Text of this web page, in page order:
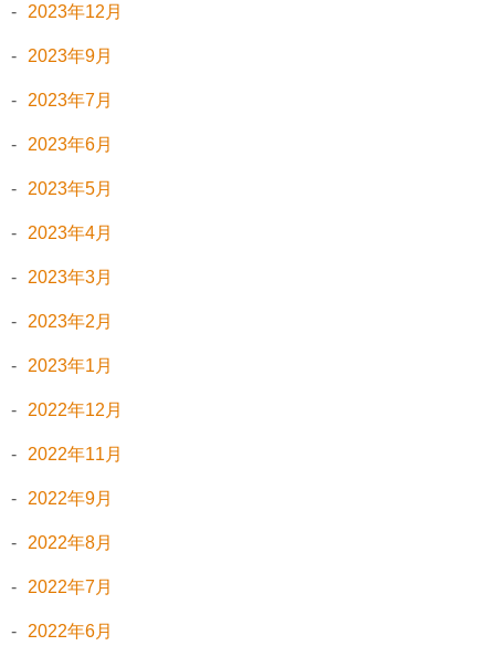
2023年12月
2023年9月
2023年7月
2023年6月
2023年5月
2023年4月
2023年3月
2023年2月
2023年1月
2022年12月
2022年11月
2022年9月
2022年8月
2022年7月
2022年6月